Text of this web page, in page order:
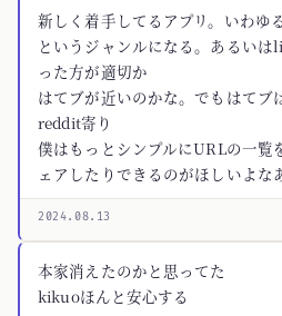
新しく着手してるアプリ。いわ
というジャンルになる。あるい
った方が適切か
はてブが近いのかな。でもはてブ
reddit寄り
僕はもっとシンプルにURLの一覧
ェアしたりできるのがほしいよな
2024.08.13
本家消えたのかと思ってた
kikuoほんと安心する